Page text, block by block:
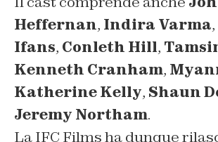
Heffernan, Indira Varma,
Ifans, Conleth Hill,
Kenneth Cranham,
Katherine Kelly, Shaun
Jeremy Northam.
LaIFC Filmsha dunque